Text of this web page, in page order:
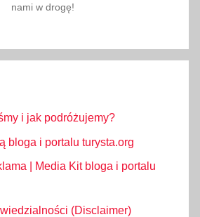
nami w drogę!
i jak podróżujemy?
bloga i portalu turysta.org
| Media Kit bloga i portalu
(Disclaimer)